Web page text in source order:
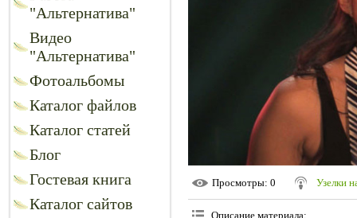
"Альтернатива"
Видео
"Альтернатива"
Фотоальбомы
Каталог файлов
Каталог статей
Блог
Гостевая книга
Каталог сайтов
Просмотры: 0 Узелки
Описание материала: